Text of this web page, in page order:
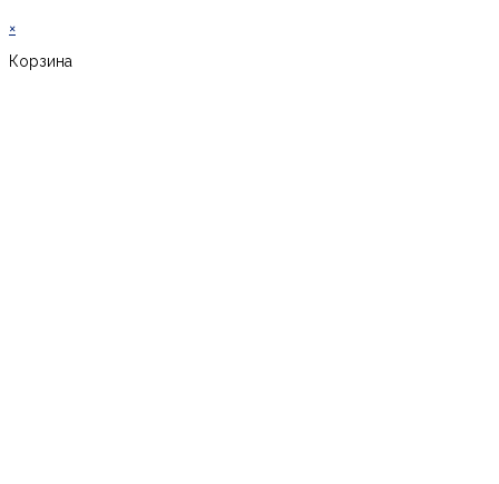
×
Корзина